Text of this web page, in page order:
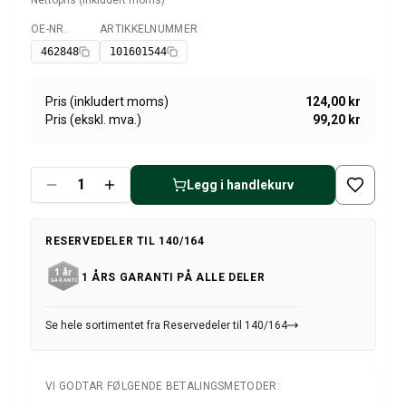
Amazon dekk/felg/navkapsler
Reservedeler til 1800
1800 Bremsesystem
Volvo 1800 Karosseri
1800 Kjølesystem
1800 Forvogn
1800 Kraftoverføring/Bakaksel
Varme/Friskluftsanlegg 1800 (1961–73)
1800 Dekk/Felg
1800 Øvrig
Volvo 140/164 karosseri
140/164 Elsystem
Tilgjengelig
OE-NR.
462848
ARTIKKELNUMMER
101601544
Pris (inkludert moms)
124,00 kr
Pris (ekskl. mva.)
99,20 kr
Legg i handlekurv
RESERVEDELER TIL 140/164
1 ÅRS GARANTI PÅ ALLE DELER
Se hele sortimentet fra Reservedeler til 140/164
VI GODTAR FØLGENDE BETALINGSMETODER: